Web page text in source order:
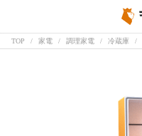
TOP 家電 調理家電 冷蔵庫